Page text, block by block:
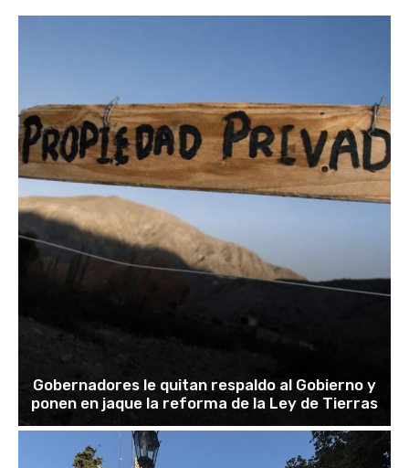
Gobernadores le quitan respaldo al Gobierno y
ponen en jaque la reforma de la Ley de Tierras